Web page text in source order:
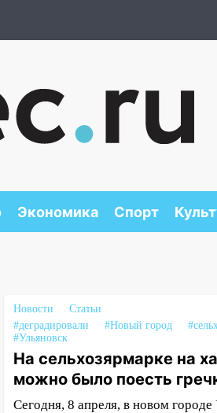
Экономика Спорт
Новости
Статьи
#деградировали
#Новый город
#Ульяновск
На сельхозярмарке на
можно было поесть
Сегодня, 8 апреля, в новом городе